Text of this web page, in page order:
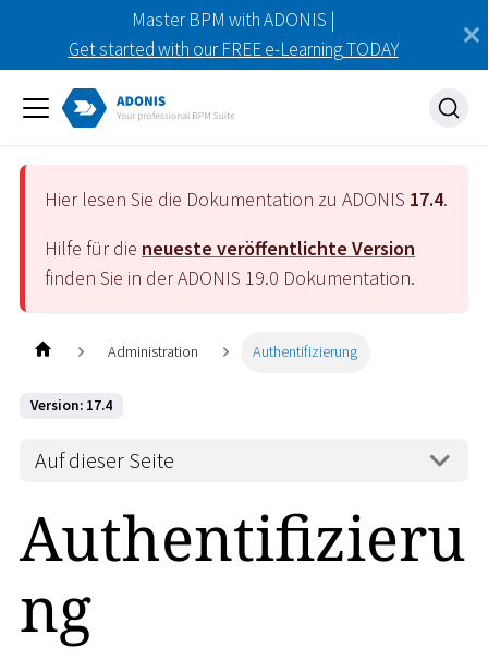
Master BPM with ADONIS |
Get started with our FREE e-Learning TODAY
Hier lesen Sie die Dokumentation zu ADONIS 17.4.
Hilfe für die neueste veröffentlichte Version
finden Sie in der ADONIS 19.0 Dokumentation.
Administration Authentifizierung
Version: 17.4
Auf dieser Seite
Authentifizieru
ng